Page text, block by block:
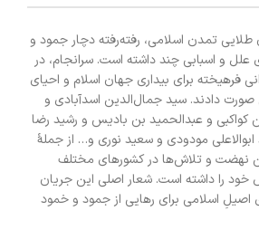
تمدن اسلامی، رفته‌رفته دچار جمود و
علل و اسبابی چند داشته است. سرانجام، در
فرهیخته برای بیداری جهان اسلام و احیای
دادند. سید جمال‌الدین اسدآبادی و
کواکبی و عبدالحمید بن بادیس و رشید رضا
مودودی و سعید نوری و… از جملهٔ
نهضت و تلاش‌ها در کشورهای مختلف
را داشته است. شعار اصلی این جریان
اسلامی برای رهایی از جمود و خمود